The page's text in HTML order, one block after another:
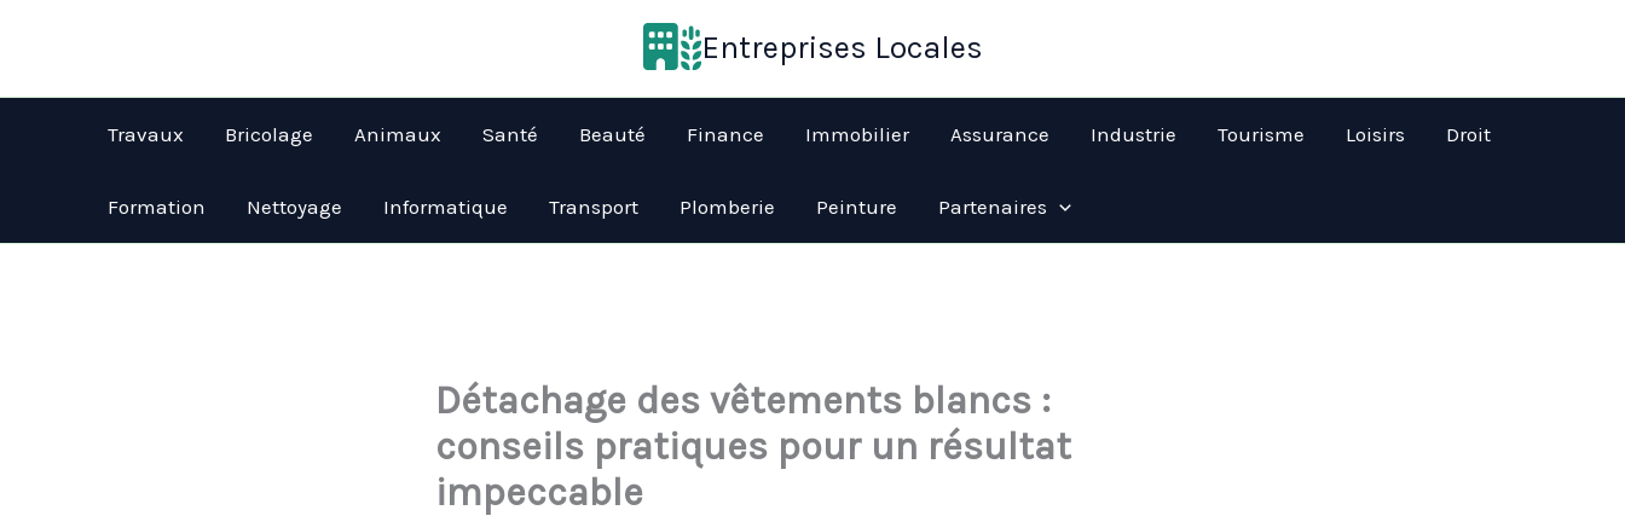
Entreprises Locales
Travaux Bricolage Animaux Santé Beauté Finance Immobilier Assurance Industrie Tourisme Loisirs Droit
Formation Nettoyage Informatique Transport Plomberie Peinture Partenaires
Détachage des vêtements blancs :
conseils pratiques pour un résultat
impeccable